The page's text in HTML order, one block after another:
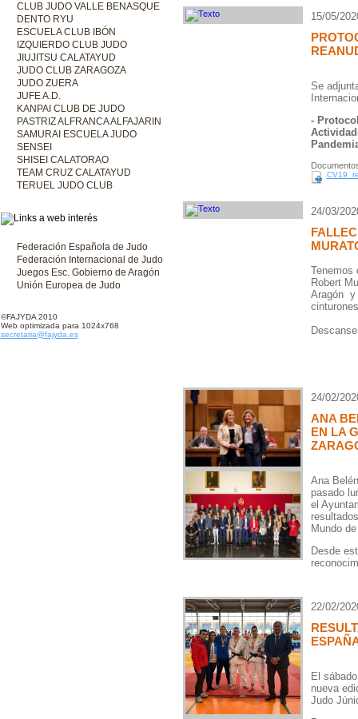
CLUB JUDO VALLE BENASQUE
DENTO RYU
ESCUELA CLUB IBÓN
IZQUIERDO CLUB JUDO
JIUJITSU CALATAYUD
JUDO CLUB ZARAGOZA
JUDO ZUERA
JUFE A.D.
KANPAI CLUB DE JUDO
PASTRIZ ALFRANCA ALFAJARIN
SAMURAI ESCUELA JUDO
SENSEI
SHISEI CALATORAO
TEAM CRUZ CALATAYUD
TERUEL JUDO CLUB
Federación Española de Judo
Federación Internacional de Judo
Juegos Esc. Gobierno de Aragón
Unión Europea de Judo
©FAJYDA 2010
Web optimizada para 1024x768
secretaria@fajyda.es
15/05/
Se
-
24/03/
Tenemos
Robert
Aragón y
24/02/
ANA
EN LA
Ana
pasado
el
Mundo
Desde
22/02/
El
nueva
Judo